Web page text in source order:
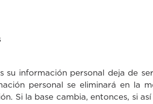
su información personal deja de
personal se eliminará en la
Si la base cambia, entonces, si